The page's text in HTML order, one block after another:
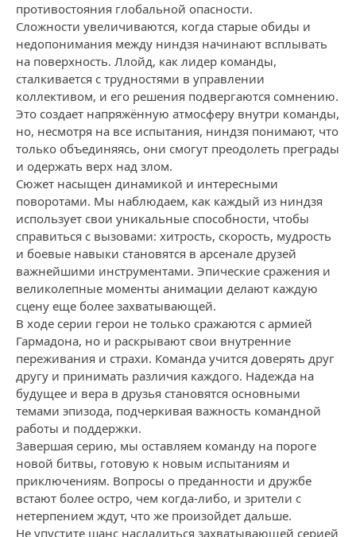
противостояния глобальной опасности.
Сложности увеличиваются, когда старые обиды и
недопонимания между ниндзя начинают всплывать
на поверхность. Ллойд, как лидер команды,
сталкивается с трудностями в управлении
коллективом, и его решения подвергаются сомнению.
Это создает напряжённую атмосферу внутри команды,
но, несмотря на все испытания, ниндзя понимают, что
только объединяясь, они смогут преодолеть преграды
и одержать верх над злом.
Сюжет насыщен динамикой и интересными
поворотами. Мы наблюдаем, как каждый из ниндзя
использует свои уникальные способности, чтобы
справиться с вызовами: хитрость, скорость, мудрость
и боевые навыки становятся в арсенале друзей
важнейшими инструментами. Эпические сражения и
великолепные моменты анимации делают каждую
сцену еще более захватывающей.
В ходе серии герои не только сражаются с армией
Гармадона, но и раскрывают свои внутренние
переживания и страхи. Команда учится доверять друг
другу и принимать различия каждого. Надежда на
будущее и вера в друзья становятся основными
темами эпизода, подчеркивая важность командной
работы и поддержки.
Завершая серию, мы оставляем команду на пороге
новой битвы, готовую к новым испытаниям и
приключениям. Вопросы о преданности и дружбе
встают более остро, чем когда-либо, и зрители с
нетерпением ждут, что же произойдет дальше.
Не упустите шанс насладиться захватывающей серией